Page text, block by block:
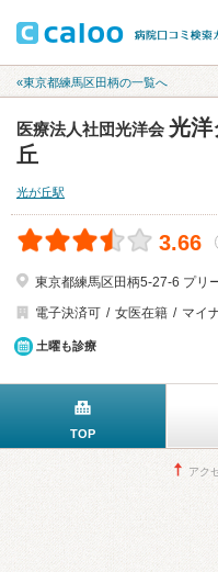
«東京都練馬区田柄の一覧へ
医療法人社団光洋会 光洋
丘
光が丘駅
3.66
東京都練馬区田柄5-27-6 プリ
電子決済可
女医在籍 マイ
土曜も診療
TOP
アク